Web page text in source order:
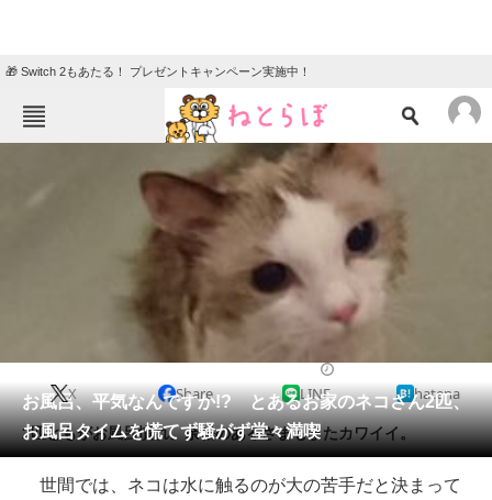
🎁 Switch 2もあたる！ プレゼントキャンペーン実施中！
ニュース
クイズ
地域
教育・育児
会員記事
メディア
注目記事を集めた総合ページ
お風呂、平気なんですか!? とあるお家のネコさん2匹、
お風呂タイムを慌てず騒がず堂々満喫
X Share LINE hatena
2匹ともがお風呂慣れ。余裕のあるさまもまたカワイイ。
世間では、ネコは水に触るのが大の苦手だと決まって